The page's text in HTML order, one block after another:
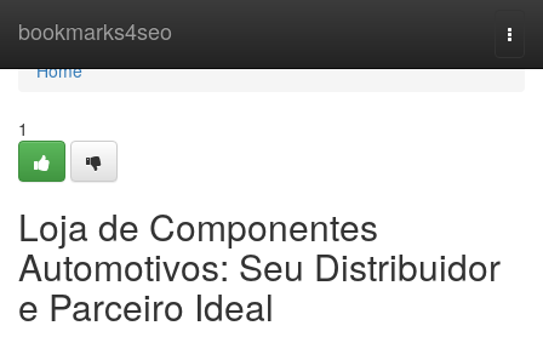
bookmarks4seo
Home
Home
1
Loja de Componentes
Automotivos: Seu Distribuidor
e Parceiro Ideal